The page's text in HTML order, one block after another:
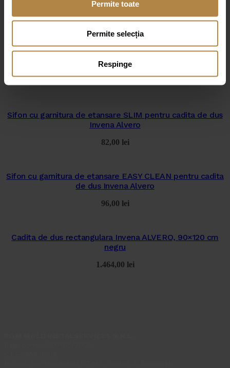
Permite toate
Permite selecția
Respinge
Cadita dus dreptunghiulara Omnires Camden alb 90×140
cm
Sifon cu garnitura de etansare SLIM pentru cadita de dus
Invena Alvero
82,00 lei
Sifon cu garnitura de etansare EASY CLEAN pentru cadita
de dus Invena Alvero
96,00 lei
Cadita de dus rectangulara Invena ALVERO, 90×120 cm
negru
1.464,00 lei